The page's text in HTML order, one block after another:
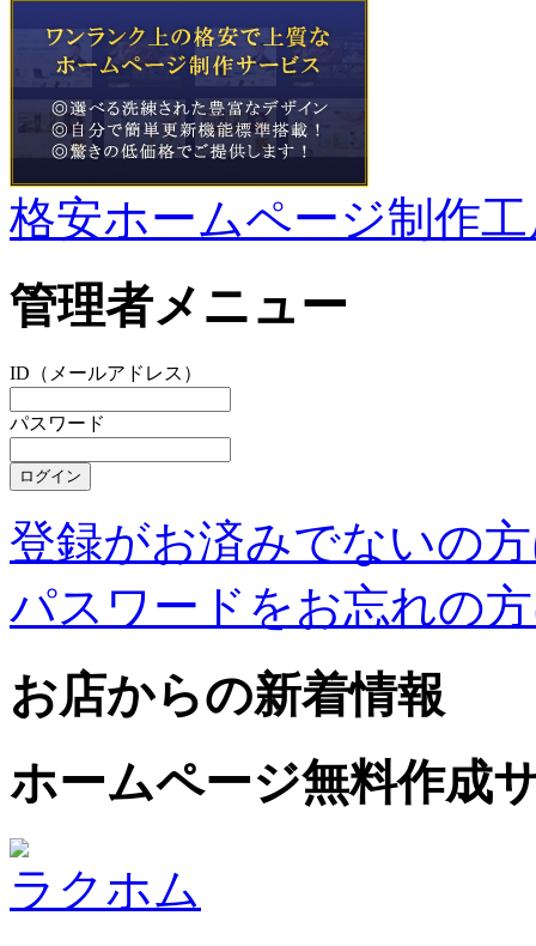
格安ホームページ制作
管理者メニュー
ID（メールアドレス）
パスワード
登録がお済みでないの
パスワードをお忘れの
お店からの新着情報
ホームページ無料作成
ラクホム